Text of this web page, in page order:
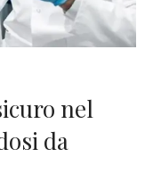
nel
da